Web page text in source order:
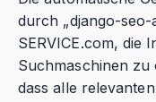
durch „django-
SERVICE.com, die
Suchmaschinen
dass alle